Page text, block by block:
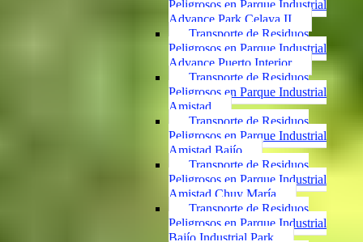
Peligrosos en Parque Industrial
Advance Park Celaya II
Transporte de Residuos
Peligrosos en Parque Industrial
Advance Puerto Interior
Transporte de Residuos
Peligrosos en Parque Industrial
Amistad
Transporte de Residuos
Peligrosos en Parque Industrial
Amistad Bajío
Transporte de Residuos
Peligrosos en Parque Industrial
Amistad Chuy María
Transporte de Residuos
Peligrosos en Parque Industrial
Bajío Industrial Park